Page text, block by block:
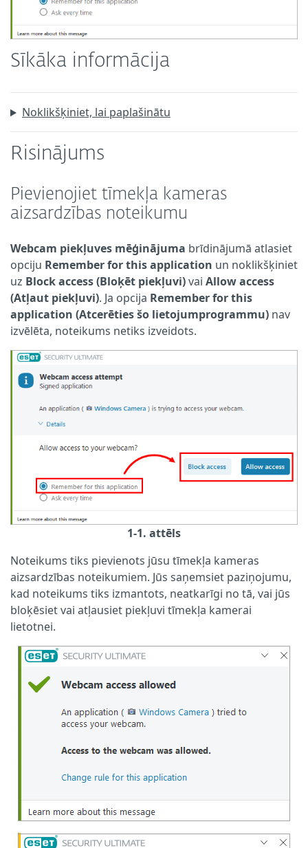
Sīkāka informācija
Noklikšķiniet, lai paplašinātu
Risinājums
Pievienojiet tīmekļa kameras
aizsardzības noteikumu
Webcam piekļuves mēģinājuma brīdinājumā atlasiet
opciju Remember for this application un noklikšķiniet
uz Block access (Bloķēt piekļuvi)vai Allow access
(Atļaut piekļuvi). Ja opcija Remember for this
application (Atcerēties šo lietojumprogrammu) nav
izvēlēta, noteikums netiks izveidots.
1-1. attēls
Noteikums tiks pievienots jūsu tīmekļa kameras
aizsardzības noteikumiem. Jūs saņemsiet paziņojumu,
kad noteikums tiks izmantots, neatkarīgi no tā, vai jūs
bloķēsiet vai atļausiet piekļuvi tīmekļa kamerai
lietotnei.